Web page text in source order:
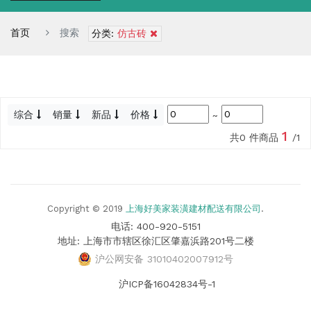
首页 搜索 分类: 仿古砖
综合 销量 新品 价格
~
共0 件商品 1 /1
Copyright © 2019 上海好美家装潢建材配送有限公司 .
电话: 400-920-5151
地址: 上海市市辖区徐汇区肇嘉浜路201号二楼
沪公网安备 31010402007912号
沪ICP备16042834号-1